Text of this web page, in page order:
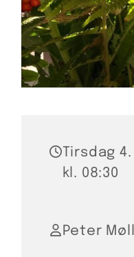
Tirsdag
kl. 08:30
Peter